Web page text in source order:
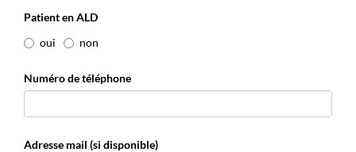
Patient en ALD
oui
non
Numéro de téléphone
Adresse mail (si disponible)